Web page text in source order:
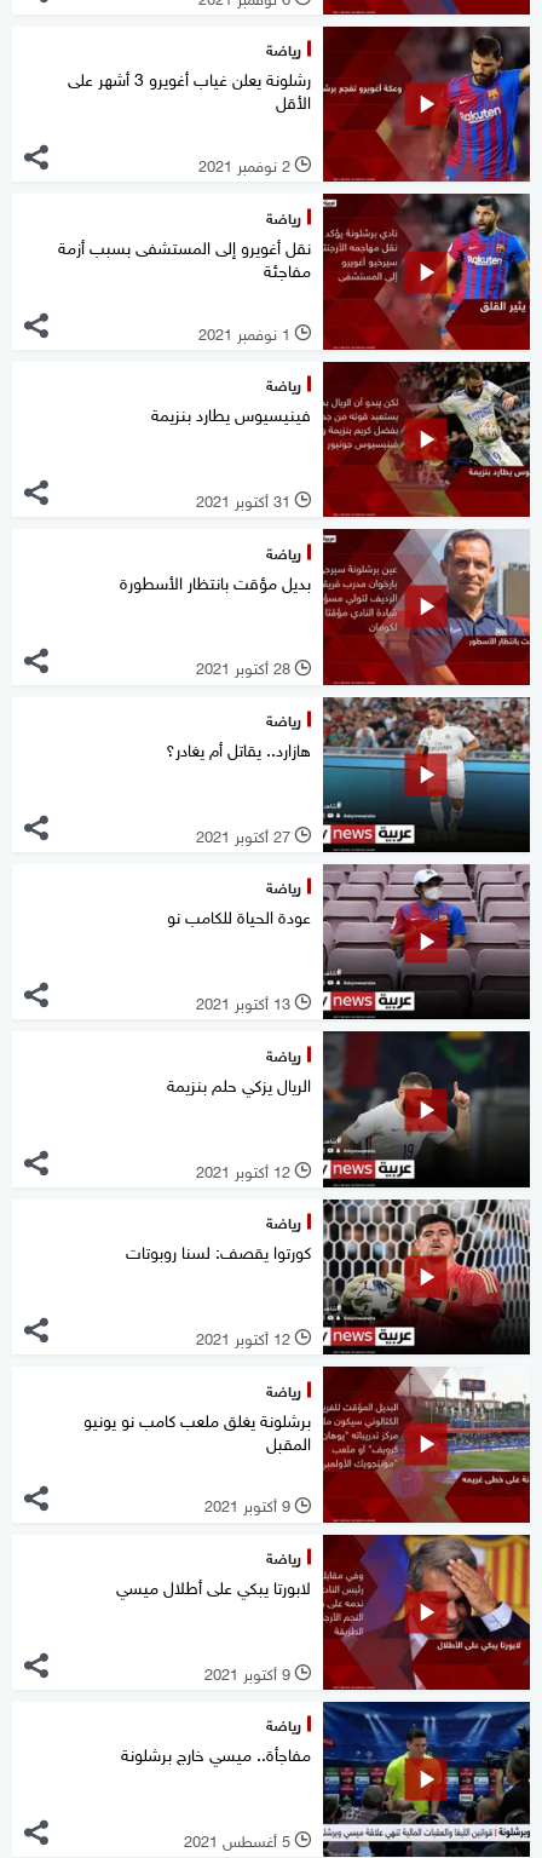
رياضة
رشلونة يعلن غياب أغويرو 3 أشهر على
الأقل
l 2 نوفمبر 2021
رياضة
نقل أغويرو إلى المستشفى بسبب أزمة
مفاجئة
l 1 نوفمبر 2021
رياضة
فينيسيوس يطارد بنزيمة
l 31 أكتوبر 2021
رياضة
بديل مؤقت بانتظار الأسطورة
l 28 أكتوبر 2021
رياضة
هازارد.. يقاتل أم يغادر؟
l 27 أكتوبر 2021
رياضة
عودة الحياة للكامب نو
l 13 أكتوبر 2021
رياضة
الريال يزكي حلم بنزيمة
l 12 أكتوبر 2021
رياضة
كورتوا يقصف: لسنا روبوتات
l 12 أكتوبر 2021
رياضة
برشلونة يغلق ملعب كامب نو يونيو
المقبل
l 9 أكتوبر 2021
رياضة
لابورتا يبكي على أطلال ميسي
l 9 أكتوبر 2021
رياضة
مفاجأة.. ميسي خارج برشلونة
l 5 أغسطس 2021